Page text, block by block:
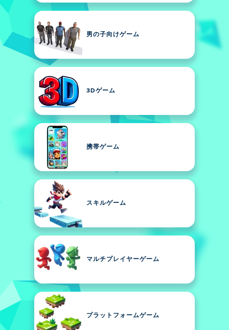
男の子向けゲーム
3Dゲーム
携帯ゲーム
スキルゲーム
マルチプレイヤーゲーム
プラットフォームゲーム